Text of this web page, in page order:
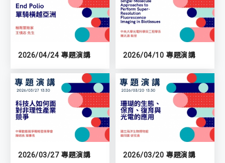
2026/04/24 專題演講 2026/04/10 專題演講
2026/03/27 專題演講 2026/03/20 專題演講